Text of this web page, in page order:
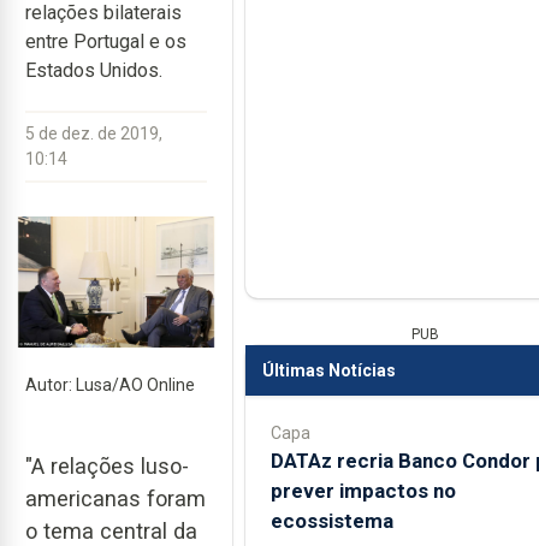
relações bilaterais
entre Portugal e os
Estados Unidos.
5 de dez. de 2019,
10:14
Autor: Lusa/AO Online
"A relações luso-
americanas foram
o tema central da
PUB
Últimas Notícias
Capa
DATAz recria Banco Condor
prever impactos no
ecossistema